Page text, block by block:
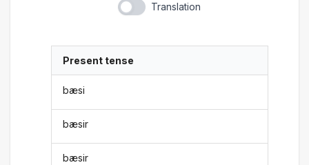
Translation
Present tense
bæsi
bæsir
bæsir